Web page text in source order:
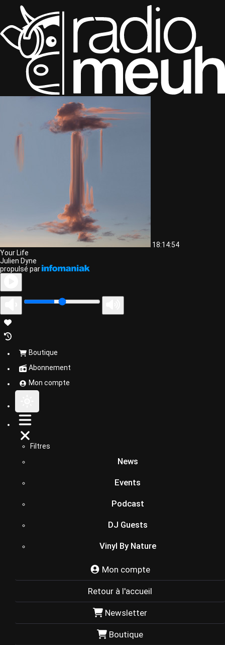
18:14:54
Your Life
Julien Dyne
propulsé par
Boutique
Abonnement
Mon compte
Filtres
News
Events
Podcast
DJ Guests
Vinyl By Nature
Mon compte
Retour à l'accueil
Newsletter
Boutique